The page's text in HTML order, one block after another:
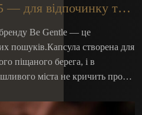
— для відпочинку та
бренду Be Gentle — це
пошуків.Капсула створена для
піщаного берега, і в
міста не кричить про…